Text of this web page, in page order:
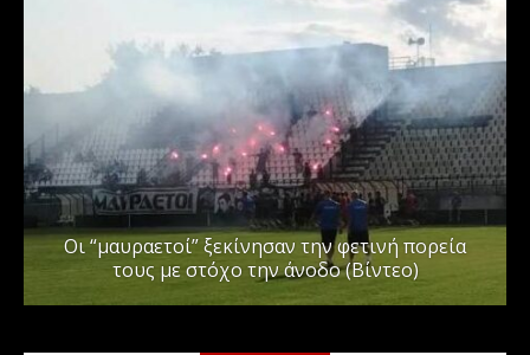
Οι “μαυραετοί” ξεκίνησαν την φετινή πορεία
τους με στόχο την άνοδο (Βίντεο)